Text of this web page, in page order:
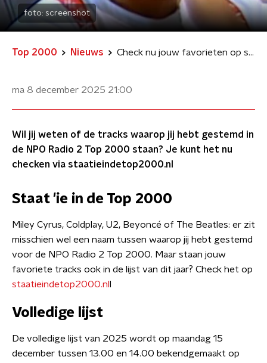
foto: screenshot
Top 2000 Nieuws Check nu jouw favorieten op staatieindetop2000.nl
ma 8 december 2025 21:00
Wil jij weten of de tracks waarop jij hebt gestemd in
de NPO Radio 2 Top 2000 staan? Je kunt het nu
checken via staatieindetop2000.nl
Staat 'ie in de Top 2000
Miley Cyrus, Coldplay, U2, Beyoncé of The Beatles: er zit
misschien wel een naam tussen waarop jij hebt gestemd
voor de NPO Radio 2 Top 2000. Maar staan jouw
favoriete tracks ook in de lijst van dit jaar? Check het op
staatieindetop2000.nl
Volledige lijst
De volledige lijst van 2025 wordt op maandag 15
december tussen 13.00 en 14.00 bekendgemaakt op